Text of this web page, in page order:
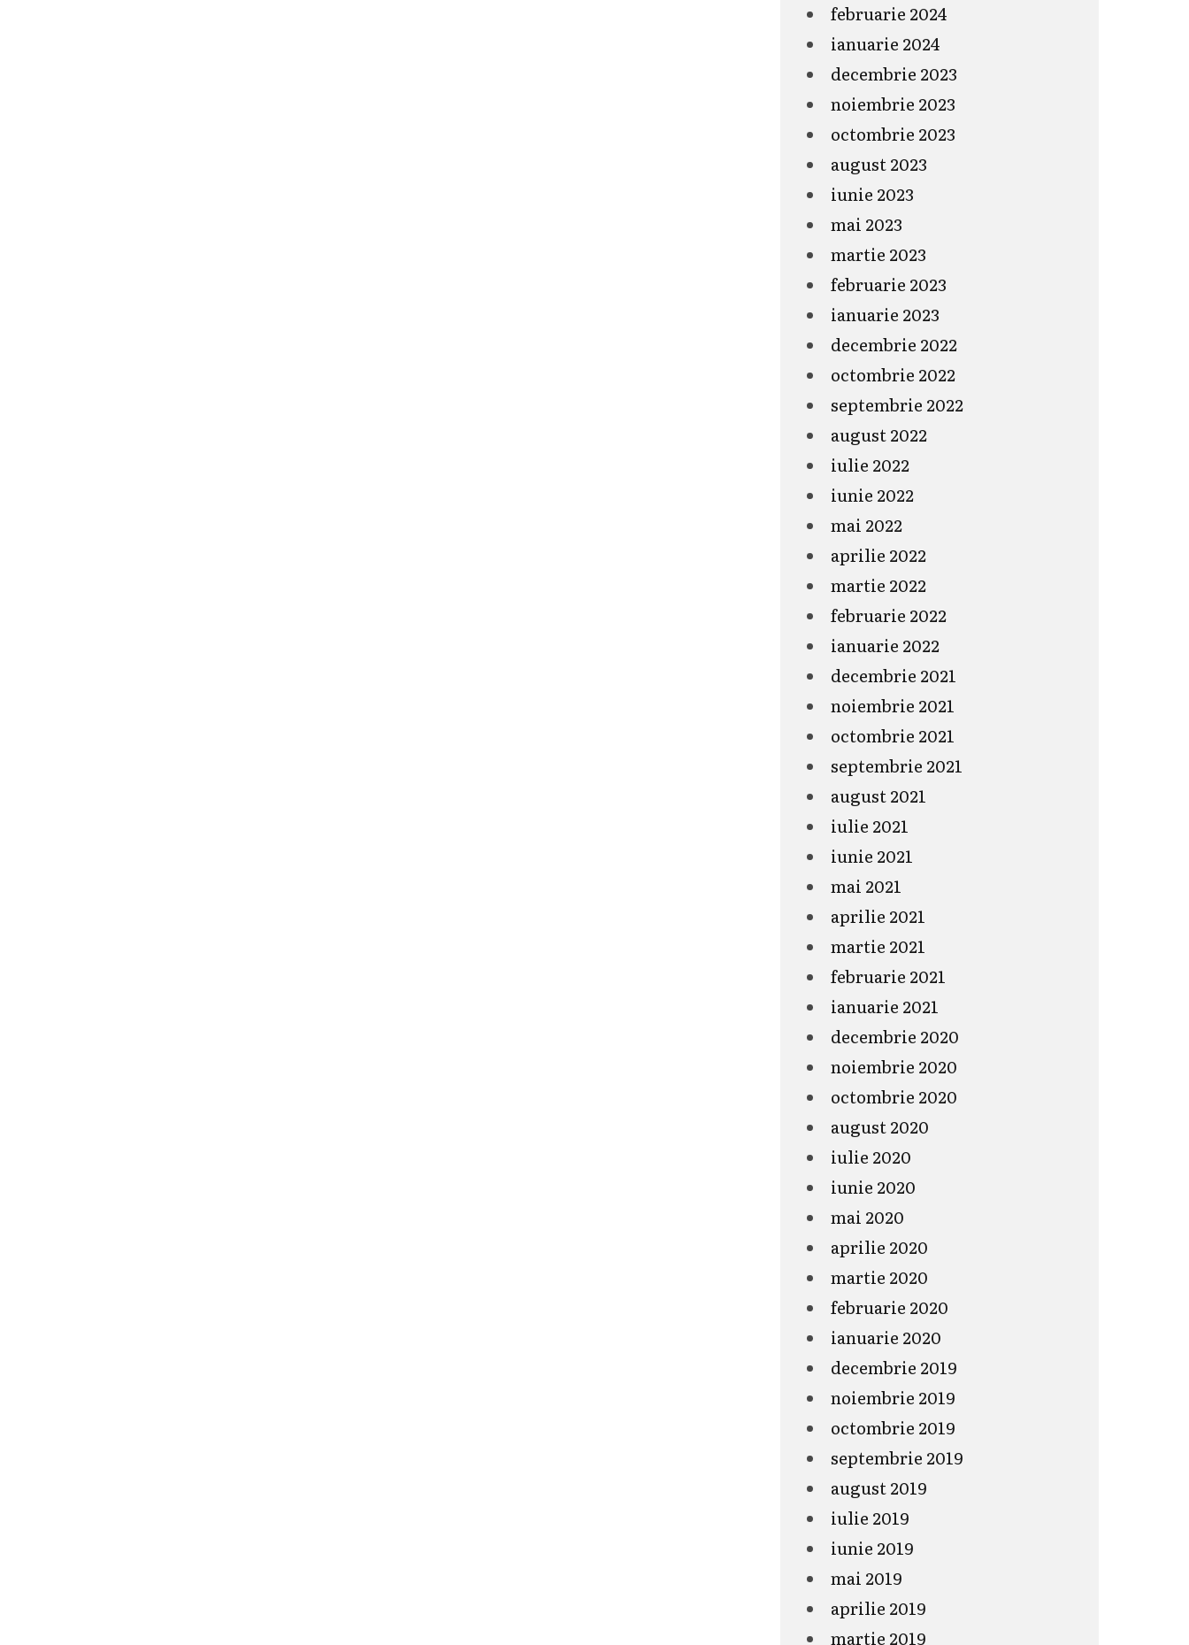
februarie 2024
ianuarie 2024
decembrie 2023
noiembrie 2023
octombrie 2023
august 2023
iunie 2023
mai 2023
martie 2023
februarie 2023
ianuarie 2023
decembrie 2022
octombrie 2022
septembrie 2022
august 2022
iulie 2022
iunie 2022
mai 2022
aprilie 2022
martie 2022
februarie 2022
ianuarie 2022
decembrie 2021
noiembrie 2021
octombrie 2021
septembrie 2021
august 2021
iulie 2021
iunie 2021
mai 2021
aprilie 2021
martie 2021
februarie 2021
ianuarie 2021
decembrie 2020
noiembrie 2020
octombrie 2020
august 2020
iulie 2020
iunie 2020
mai 2020
aprilie 2020
martie 2020
februarie 2020
ianuarie 2020
decembrie 2019
noiembrie 2019
octombrie 2019
septembrie 2019
august 2019
iulie 2019
iunie 2019
mai 2019
aprilie 2019
martie 2019